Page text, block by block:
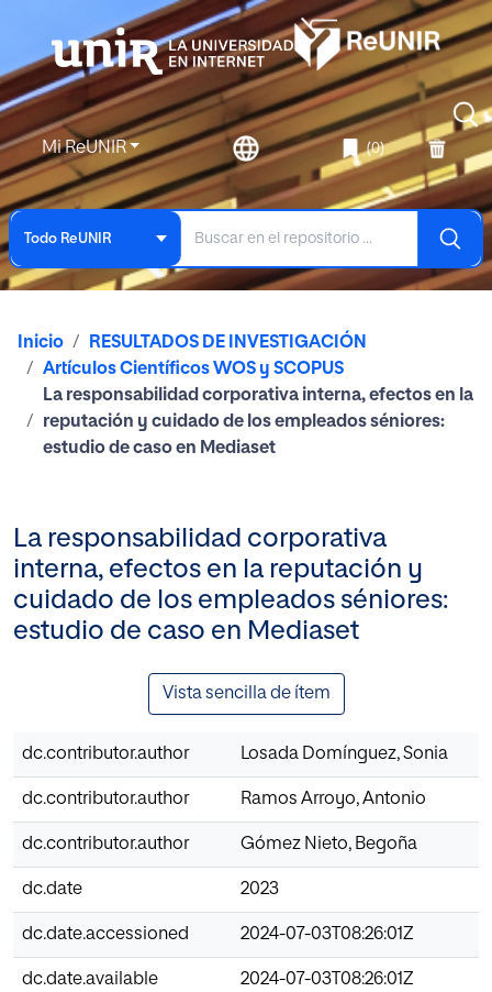
Mi ReUNIR (0)
Todo ReUNIR
Inicio
RESULTADOS DE INVESTIGACIÓN
Artículos Científicos WOS y SCOPUS
La responsabilidad corporativa interna, efectos en la
reputación y cuidado de los empleados séniores:
estudio de caso en Mediaset
La responsabilidad corporativa
interna, efectos en la reputación y
cuidado de los empleados séniores:
estudio de caso en Mediaset
Vista sencilla de ítem
dc.contributor.author Losada Domínguez, Sonia
dc.contributor.author Ramos Arroyo, Antonio
dc.contributor.author Gómez Nieto, Begoña
dc.date 2023
dc.date.accessioned 2024-07-03T08:26:01Z
dc.date.available 2024-07-03T08:26:01Z